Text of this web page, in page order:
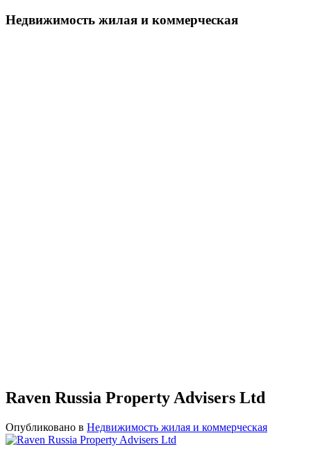
Недвижимость жилая и коммерческая
Raven Russia Property Advisers Ltd
Опубликовано в Недвижимость жилая и коммерческая